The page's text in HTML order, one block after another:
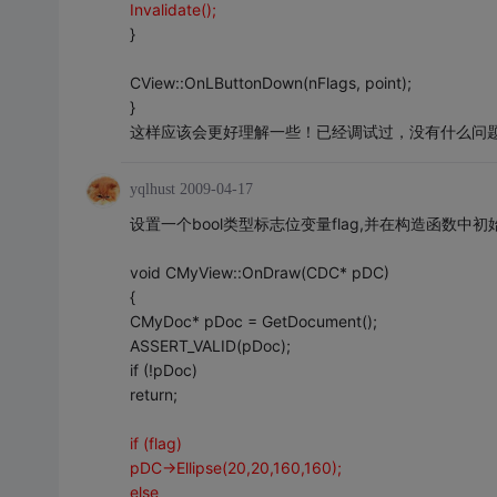
Invalidate();
}
CView::OnLButtonDown(nFlags, point);
}
这样应该会更好理解一些！已经调试过，没有什么问题
yqlhust 2009-04-17
设置一个bool类型标志位变量flag,并在构造函数中初
void CMyView::OnDraw(CDC* pDC)
{
CMyDoc* pDoc = GetDocument();
ASSERT_VALID(pDoc);
if (!pDoc)
return;
if (flag)
pDC->Ellipse(20,20,160,160);
else